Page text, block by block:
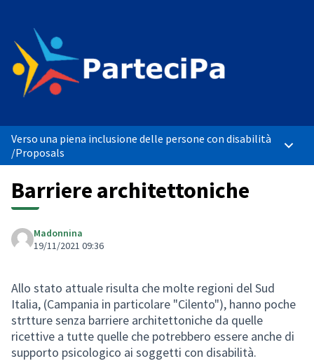
Verso una piena inclusione delle persone con disabilità
/Proposals Main
Barriere architettoniche
Madonnina
19/11/2021 09:36
Allo stato attuale risulta che molte regioni del Sud
Italia, (Campania in particolare "Cilento"), hanno poche
strtture senza barriere architettoniche da quelle
ricettive a tutte quelle che potrebbero essere anche di
supporto psicologico ai soggetti con disabilità.